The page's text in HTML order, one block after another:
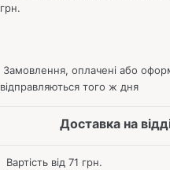
грн.
Замовлення, оплачені або
відправляються того ж дня
Доставка на
Вартість від 71 грн.